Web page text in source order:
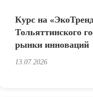
Курс на
Тольяттинского
рынки инноваций
13.07.2026